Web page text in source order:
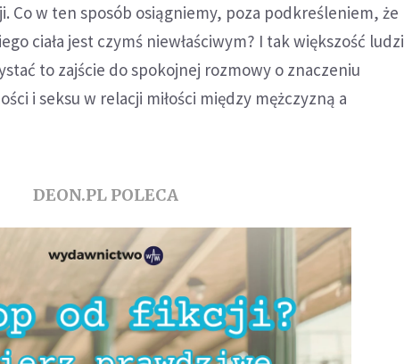
Co w ten sposób osiągniemy, poza podkreśleniem, że
ciała jest czymś niewłaściwym? I tak większość ludzi
to zajście do spokojnej rozmowy o znaczeniu
i seksu w relacji miłości między mężczyzną a
DEON.PL POLECA